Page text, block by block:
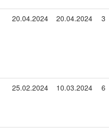
20.04.2024 20.04.2024 3
25.02.2024 10.03.2024 6